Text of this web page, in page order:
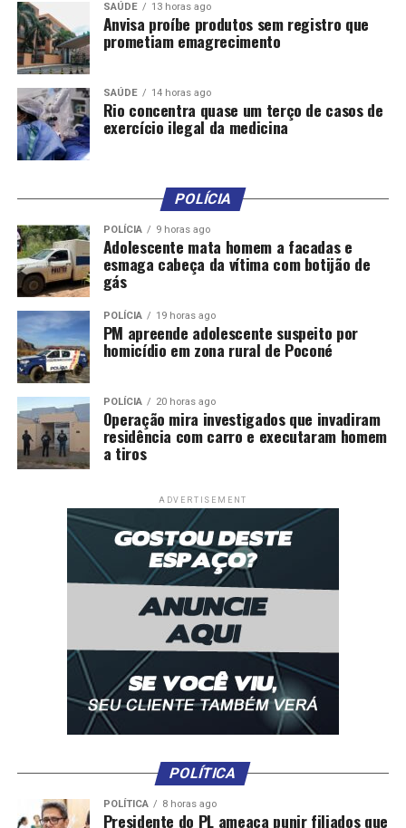
SAÚDE 13 horas ago
Anvisa proíbe produtos sem registro que
prometiam emagrecimento
SAÚDE 14 horas ago
Rio concentra quase um terço de casos de
exercício ilegal da medicina
POLÍCIA
POLÍCIA 9 horas ago
Adolescente mata homem a facadas e
esmaga cabeça da vítima com botijão de
gás
POLÍCIA 19 horas ago
PM apreende adolescente suspeito por
homicídio em zona rural de Poconé
POLÍCIA 20 horas ago
Operação mira investigados que invadiram
residência com carro e executaram homem
a tiros
ADVERTISEMENT
POLÍTICA
POLÍTICA 8 horas ago
Presidente do PL ameaça punir filiados que